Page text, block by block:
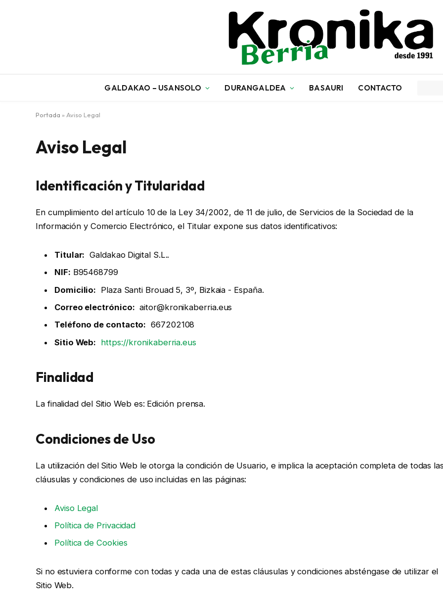
GALDAKAO – USANSOLO DURANGALDEA BASAURI CONTACTO
Portada » Aviso Legal
Aviso Legal
Identificación y Titularidad
En cumplimiento del artículo 10 de la Ley 34/2002, de 11 de julio, de Servicios de la Sociedad de la
Información y Comercio Electrónico, el Titular expone sus datos identificativos:
Titular: Galdakao Digital S.L..
NIF: B95468799
Domicilio: Plaza Santi Brouad 5, 3º, Bizkaia - España.
Correo electrónico: aitor@kronikaberria.eus
Teléfono de contacto: 667202108
Sitio Web: https://kronikaberria.eus
Finalidad
La finalidad del Sitio Web es: Edición prensa.
Condiciones de Uso
La utilización del Sitio Web le otorga la condición de Usuario, e implica la aceptación completa de todas
cláusulas y condiciones de uso incluidas en las páginas:
Aviso Legal
Política de Privacidad
Política de Cookies
Si no estuviera conforme con todas y cada una de estas cláusulas y condiciones absténgase de utilizar el
Sitio Web.